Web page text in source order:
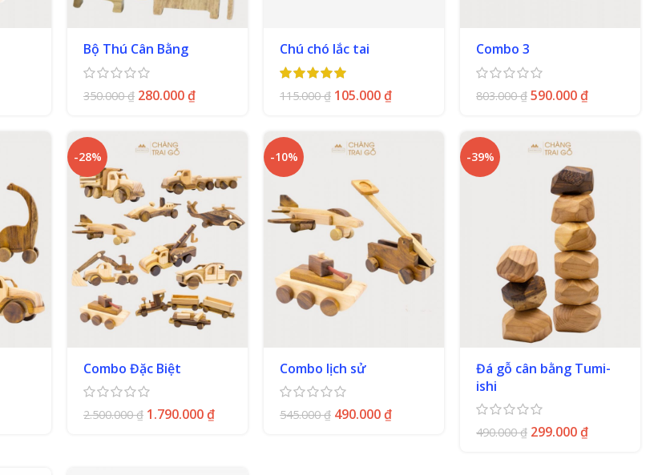
Bộ Thú Cân Bằng
350.000₫ 280.000₫
Chú chó lắc tai
115.000₫ 105.000₫
Combo 3
803.000₫ 590.000₫
-28%
Combo Đặc Biệt
2.500.000₫ 1.790.000₫
-10%
Combo lịch sử
545.000₫ 490.000₫
-39%
Đá gỗ cân bằng Tumi-
ishi
490.000₫ 299.000₫